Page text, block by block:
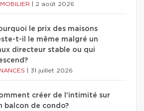
2 août 2026
le prix des maisons
t-il le même malgré un
directeur stable ou qui
31 juillet 2026
créer de l'intimité sur
balcon de condo?